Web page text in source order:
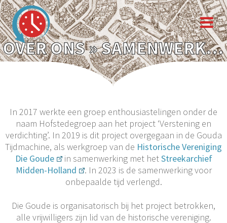
OVER ONS» SAMENWERKING
In 2017 werkte een groep enthousiastelingen onder de
naam Hofstedegroep aan het project ‘Verstening en
verdichting’. In 2019 is dit project overgegaan in de Gouda
Tijdmachine, als werkgroep van de Historische Vereniging
Die Goude
in samenwerking met hetStreekarchief
Midden-Holland
. In 2023 is de samenwerking voor
onbepaalde tijd verlengd.
Die Goude is organisatorisch bij het project betrokken,
alle vrijwilligers zijn lid van de historische vereniging.